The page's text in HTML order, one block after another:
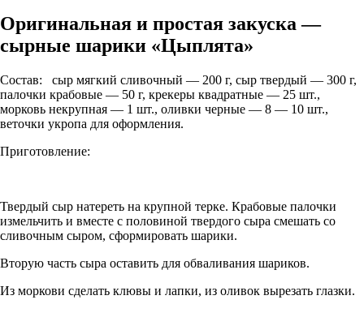
Оригинальная и простая закуска —
сырные шарики «Цыплята»
Состав: сыр мягкий сливочный — 200 г, сыр твердый — 300 г,
палочки крабовые — 50 г, крекеры квадратные — 25 шт.,
морковь некрупная — 1 шт., оливки черные — 8 — 10 шт.,
веточки укропа для оформления.
Приготовление:
Твердый сыр натереть на крупной терке. Крабовые палочки
измельчить и вместе с половиной твердого сыра смешать со
сливочным сыром, сформировать шарики.
Вторую часть сыра оставить для обваливания шариков.
Из моркови сделать клювы и лапки, из оливок вырезать глазки.